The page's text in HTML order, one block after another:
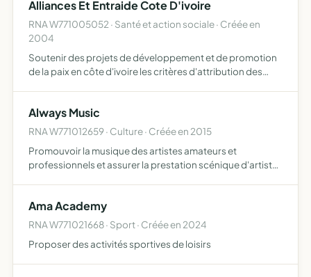
Alliances Et Entraide Cote D'ivoire
RNA W771005052 · Santé et action sociale · Créée en
2004
Soutenir des projets de développement et de promotion
de la paix en côte d'ivoire les critères d'attribution des
Always Music
RNA W771012659 · Culture · Créée en 2015
Promouvoir la musique des artistes amateurs et
professionnels et assurer la prestation scénique d'artistes
populations,…
Ama Academy
RNA W771021668 · Sport · Créée en 2024
Proposer des activités sportives de loisirs